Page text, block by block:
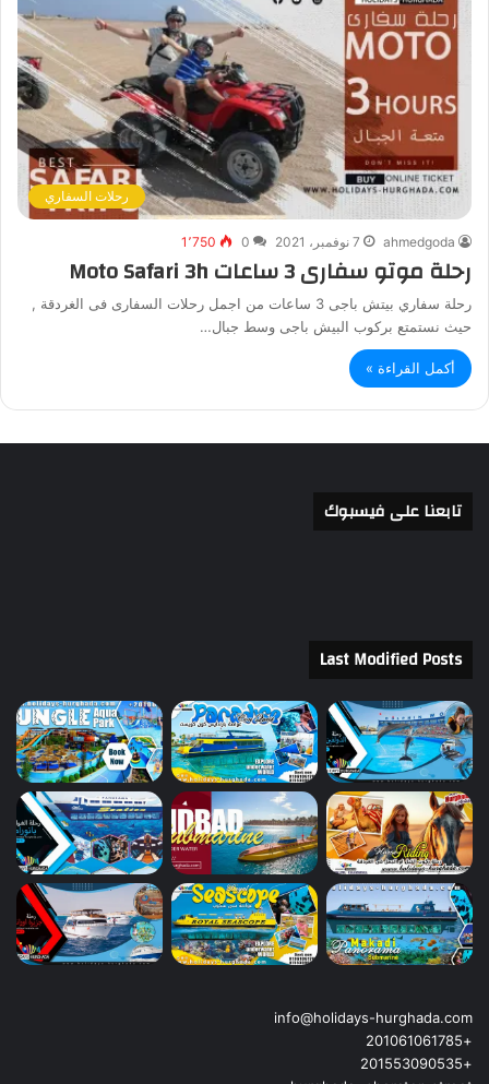
رحلات السفاري
ahmedgoda 7 نوفمبر، 2021 0 1٬750
رحلة موتو سفارى 3 ساعات Moto Safari 3h
رحلة سفاري بيتش باجى 3 ساعات من اجمل رحلات السفارى فى الغردقة ,
حيث نستمتع بركوب البيش باجى وسط جبال…
أكمل القراءة »
تابعنا على فيسبوك
Last Modified Posts
info@holidays-hurghada.com
+201061061785
+201553090535